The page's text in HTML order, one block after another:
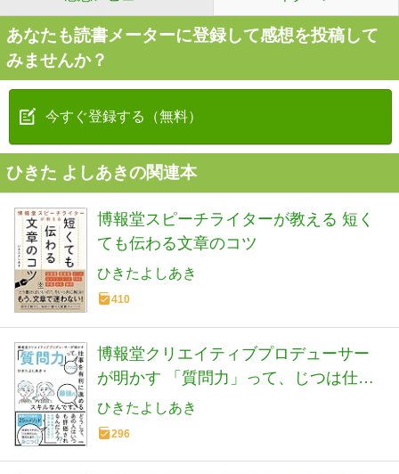
あなたも読書メーターに登録して感想を投稿して
みませんか？
今すぐ登録する（無料）
ひきた よしあきの関連本
博報堂スピーチライターが教える 短く
ても伝わる文章のコツ
ひきたよしあき
410
博報堂クリエイティブプロデューサー
が明かす 「質問力」って、じつは仕事
を有利に進める最強のスキルなんで
す。
ひきたよしあき
296